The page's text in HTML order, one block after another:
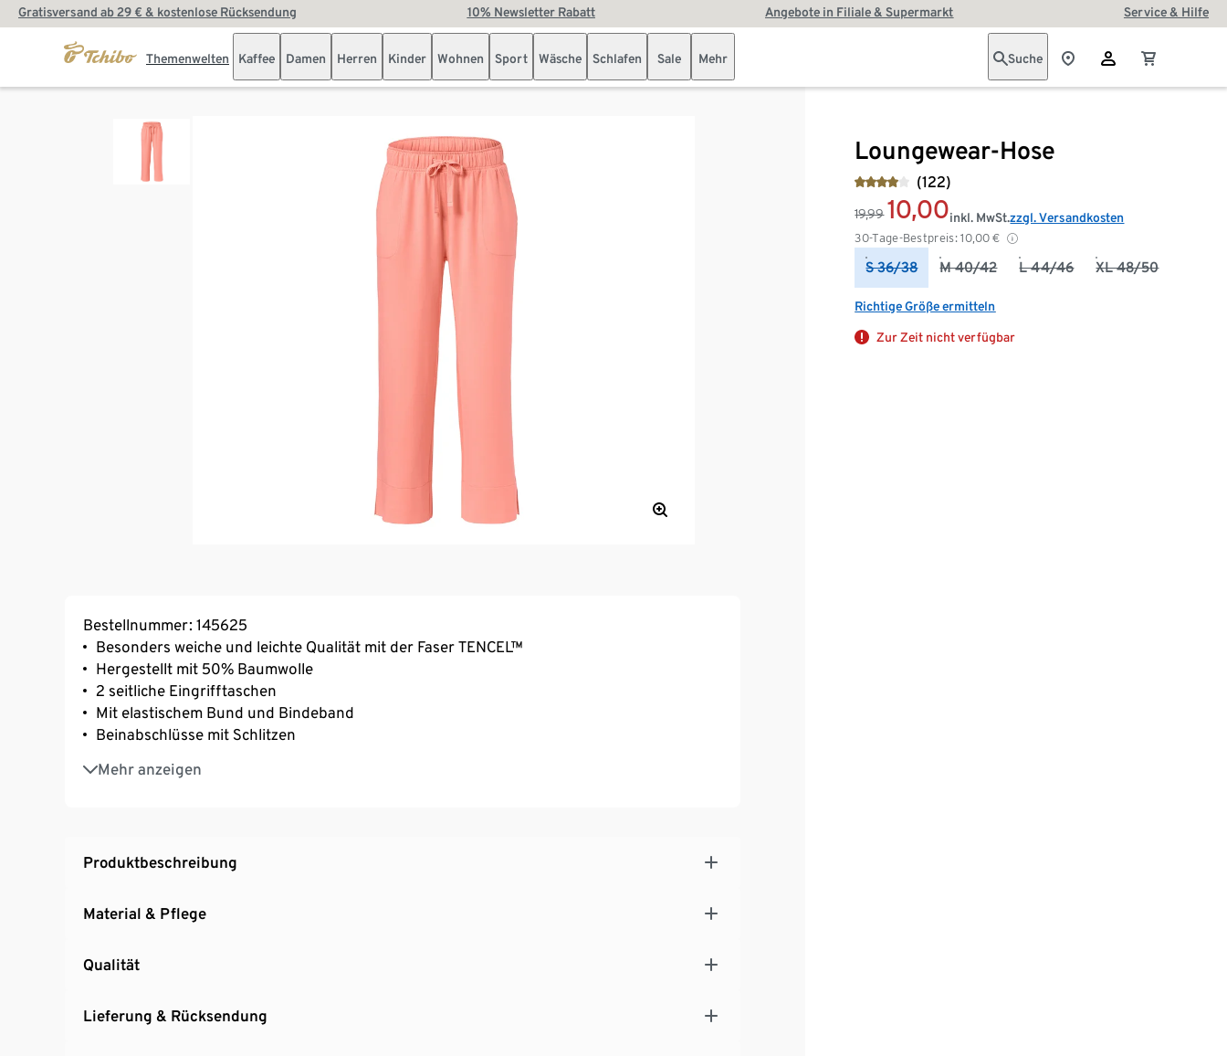
Gratisversand ab 29 € & kostenlose Rücksendung 10% Newsletter Rabatt Angebote in Filiale & Supermarkt Service & Hilfe
Themenwelten Kaffee Damen Herren Kinder Wohnen Sport Wäsche Schlafen Sale Mehr Suche
Loungewear-Hose
(122)
19,99 10,00
30-Tage-Bestpreis: 10,00 €
inkl. MwSt.zzgl. Versandkosten
S 36/38 M 40/42 L 44/46 XL 48/50
Richtige Größe ermitteln
Zur Zeit nicht verfügbar
Bestellnummer: 145625
Besonders weiche und leichte Qualität mit der Faser TENCEL™
Hergestellt mit 50% Baumwolle
2 seitliche Eingrifftaschen
Mit elastischem Bund und Bindeband
Beinabschlüsse mit Schlitzen
Mehr anzeigen
Mit hochwertigem Markenelasthan für Langlebigkeit und hohe Waschbeständigkeit
Produktbeschreibung
Material & Pflege
Qualität
Lieferung & Rücksendung